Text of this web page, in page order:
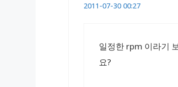
2011-07-30 00:27
일정한 rpm 이라기
요?